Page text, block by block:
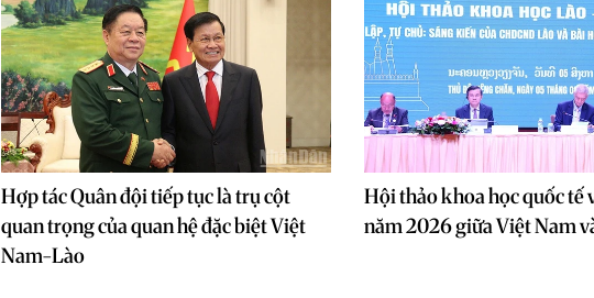
Hợp tác Quân đội tiếp tục là trụ cột
quan trọng của quan hệ đặc biệt Việt
Nam-Lào
Hội thảo khoa học quốc tế
năm 2026 giữa Việt Nam